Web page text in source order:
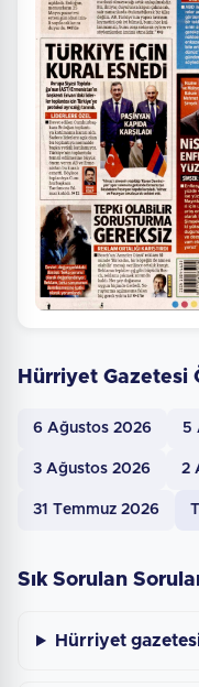
Hürriyet Gazetesi
6 Ağustos 2026 5
3 Ağustos 2026 2
31 Temmuz 2026
Sık Sorulan
Hürriyet